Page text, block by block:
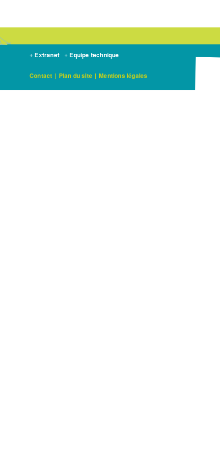
+ Extranet + Equipe technique
Contact | Plan du site | Mentions légales